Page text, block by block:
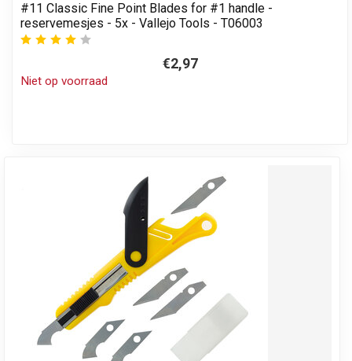
#11 Classic Fine Point Blades for #1 handle -
reservemesjes - 5x - Vallejo Tools - T06003
€2,97
Niet op voorraad